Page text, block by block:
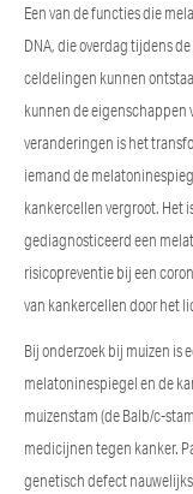
Een van de functies die
DNA, die overdag tijdens
celdelingen kunnen
kunnen de eigenschappen
veranderingen is het
iemand de
kankercellen vergroot. Het
gediagnosticeerd een
risicopreventie bij een
van kankercellen door het
Bij onderzoek bij muizen is
melatoninespiegel en de
muizenstam (de Balb/c-
medicijnen tegen kanker.
genetisch defect